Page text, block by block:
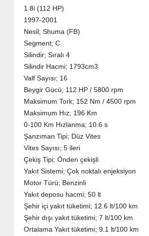
1.8i (112 HP)
1997-2001
Nesil; Shuma (FB)
Segment; C
Silindir; Sıralı 4
Silindir Hacmi; 1793cm3
Valf Sayısı; 16
Beygir Gücü; 112 HP / 5800 rpm
Maksimum Tork; 152 Nm / 4500 rpm
Maksimum Hız; 196 Km
0-100 Km Hızlanma; 10.6 s
Şanzıman Tipi; Düz Vites
Vites Sayısı; 5 ileri
Çekiş Tipi; Önden çekişli
Yakıt Sistemi; Çok noktalı enjeksiyon
Motor Türü; Benzinli
Yakıt deposu hacmi; 50 lt
Şehir içi yakıt tüketimi; 12.6 lt/100 km
Şehir dışı yakıt tüketimi; 7 lt/100 km
Ortalama Yakıt tüketimi; 9.1 lt/100 km